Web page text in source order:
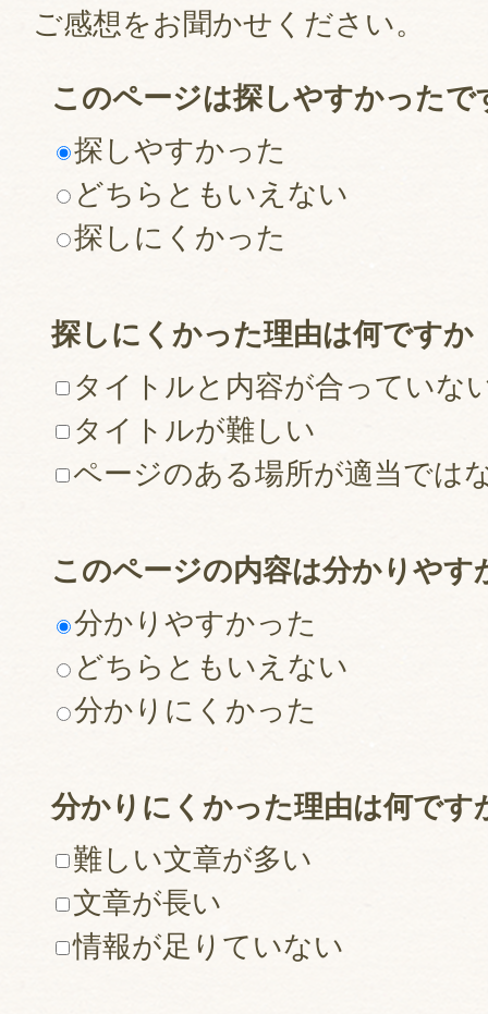
ご感想をお聞かせください。
このページは探しやすかったで
探しやすかった
どちらともいえない
探しにくかった
探しにくかった理由は何ですか
タイトルと内容が合っていな
タイトルが難しい
ページのある場所が適当では
このページの内容は分かりやす
分かりやすかった
どちらともいえない
分かりにくかった
分かりにくかった理由は何です
難しい文章が多い
文章が長い
情報が足りていない